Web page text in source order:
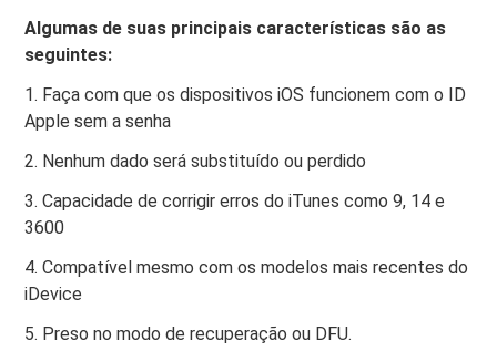
Algumas de suas principais características são as
seguintes:
1. Faça com que os dispositivos iOS funcionem com o ID
Apple sem a senha
2. Nenhum dado será substituído ou perdido
3. Capacidade de corrigir erros do iTunes como 9, 14 e
3600
4. Compatível mesmo com os modelos mais recentes do
iDevice
5. Preso no modo de recuperação ou DFU.